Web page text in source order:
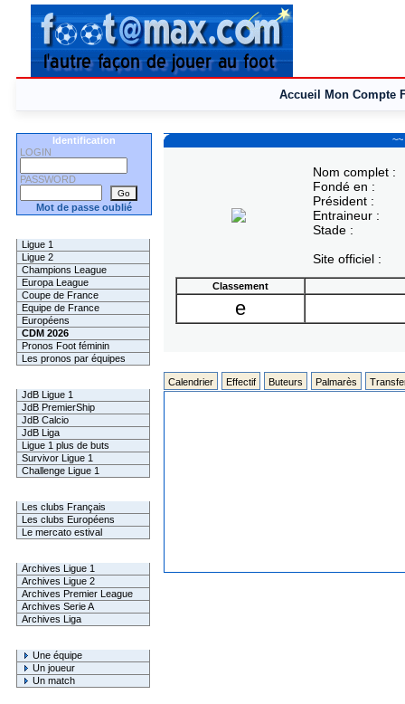
Accueil Mon Compte
Identification
LOGIN
PASSWORD
Mot de passe oublié
Ligue 1
Ligue 2
Champions League
Europa League
Coupe de France
Equipe de France
Européens
CDM 2026
Pronos Foot féminin
Les pronos par équipes
JdB Ligue 1
JdB PremierShip
JdB Calcio
JdB Liga
Ligue 1 plus de buts
Survivor Ligue 1
Challenge Ligue 1
Les clubs Français
Les clubs Européens
Le mercato estival
Archives Ligue 1
Archives Ligue 2
Archives Premier League
Archives Serie A
Archives Liga
Une équipe
Un joueur
Un match
Nom complet :
Fondé en :
Président :
Entraineur :
Stade :
Site officiel :
Classement
e
Calendrier Effectif Buteurs Palmarès